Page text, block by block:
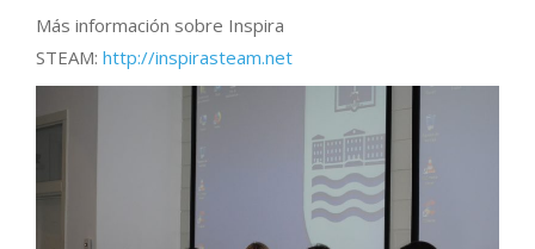
Más información sobre Inspira
STEAM: http://inspirasteam.net